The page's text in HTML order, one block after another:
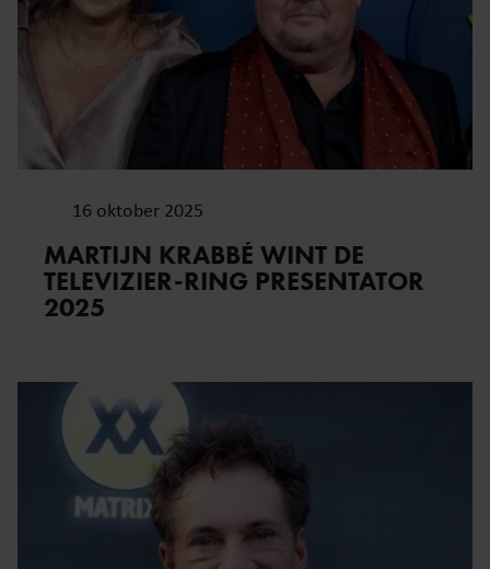
16 oktober 2025
MARTIJN KRABBÉ WINT DE
TELEVIZIER-RING PRESENTATOR
2025